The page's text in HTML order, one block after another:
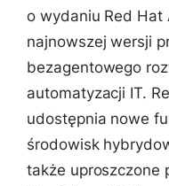
o wydaniu Red Hat
najnowszej wersji
bezagentowego
automatyzacji IT.
udostępnia nowe
środowisk
także uproszczone